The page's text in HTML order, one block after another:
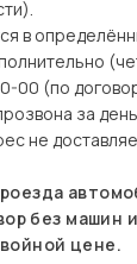
в
00 (по
за
не
без машин
цене.